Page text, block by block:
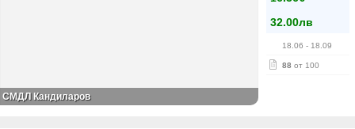
32.00лв
18.06 - 18.09
88 от 100
СМДЛ Кандиларов